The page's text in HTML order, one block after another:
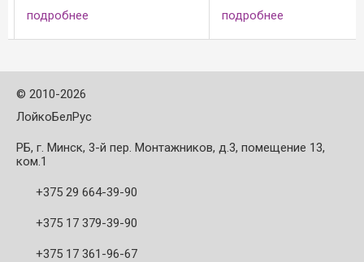
-
- полированная передняя
микрошлифованная
подробнее
резцы; -
лучшее
Преимущества:
подробнее
© 2010-2026
ЛойкоБелРус
РБ, г. Минск, 3-й пер. Монтажников, д.3, помещение 13,
ком.1
+375 29 664-39-90
+375 17 379-39-90
+375 17 361-96-67